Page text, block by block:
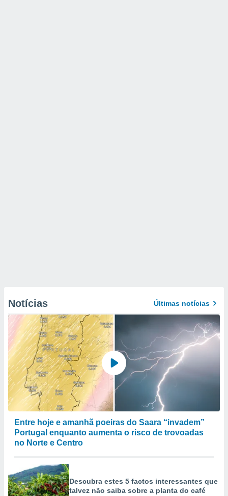
Notícias Últimas notícias
Entre hoje e amanhã poeiras do Saara “invadem”
Portugal enquanto aumenta o risco de trovoadas
no Norte e Centro
Descubra estes 5 factos interessantes que
talvez não saiba sobre a planta do café